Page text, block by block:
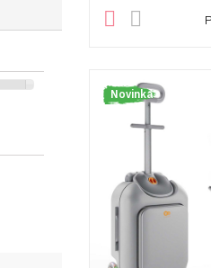
 
Novinka